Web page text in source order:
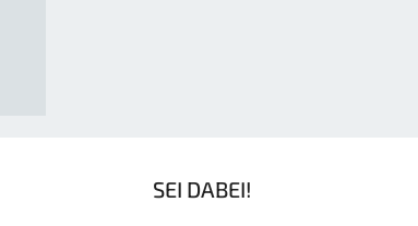
SEI DABEI!